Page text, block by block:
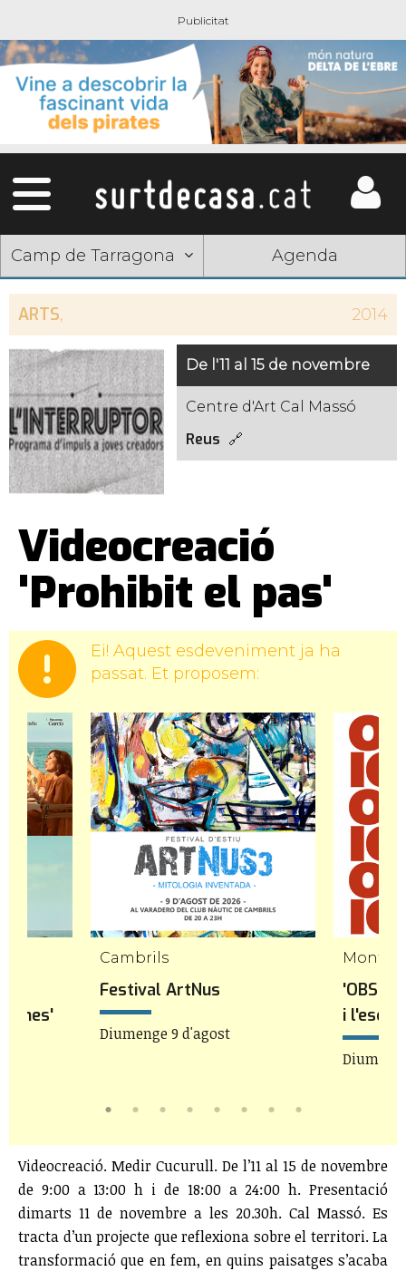
Camp de Tarragona Agenda
ARTS, 2014
De l'11 al 15 de novembre
Centre d'Art Cal Massó
Reus
Videocreació
'Prohibit el pas'
Ei! Aquest esdeveniment ja ha
passat. Et proposem:
Cambrils
Festival ArtNus
Diumenge 9 d'agost
Mont-
i
Videocreació. Medir Cucurull. De l’11 al 15 de novembre
de 9:00 a 13:00 h i de 18:00 a 24:00 h. Presentació
dimarts 11 de novembre a les 20.30h. Cal Massó. Es
tracta d’un projecte que reflexiona sobre el territori. La
transformació que en fem, en quins paisatges s’acaba